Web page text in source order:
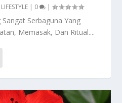
LIFESTYLE | 0 |
Serbaguna Yang
Memasak, Dan Ritual....